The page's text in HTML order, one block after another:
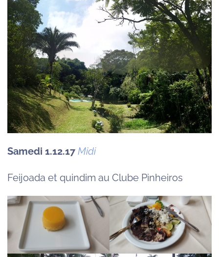
Samedi 1.12.17 Midi
Feijoada et quindim au Clube Pinheiros